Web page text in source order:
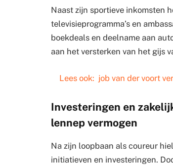
Naast zijn sportieve inkomsten
televisieprogramma’s en
boekdeals en deelname aan
aan het versterken van het gijs
Lees ook: job van der voort
Investeringen en
lennep vermogen
Na zijn loopbaan als coureur
initiatieven en investeringen.